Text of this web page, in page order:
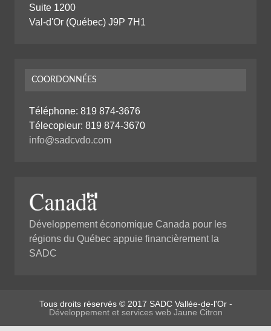
Suite 1200
Val-d'Or (Québec) J9P 7H1
COORDONNÉES
Téléphone: 819 874-3676
Télecopieur: 819 874-3670
info@sadcvdo.com
Développement économique Canada pour les
régions du Québec appuie financièrement la
SADC
Tous droits réservés © 2017 SADC Vallée-de-l'Or -
Développement et services web Jaune Citron